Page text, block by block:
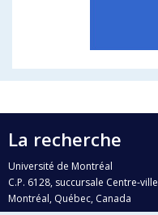
La recherche
Université de Montréal
C.P. 6128, succursale Centre-ville
Montréal, Québec, Canada